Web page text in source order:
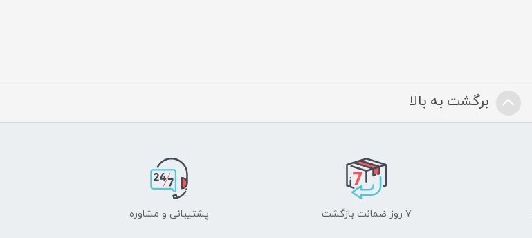
برگشت به بالا
۷ روز ضمانت بازگشت پشتیبانی و مشاوره